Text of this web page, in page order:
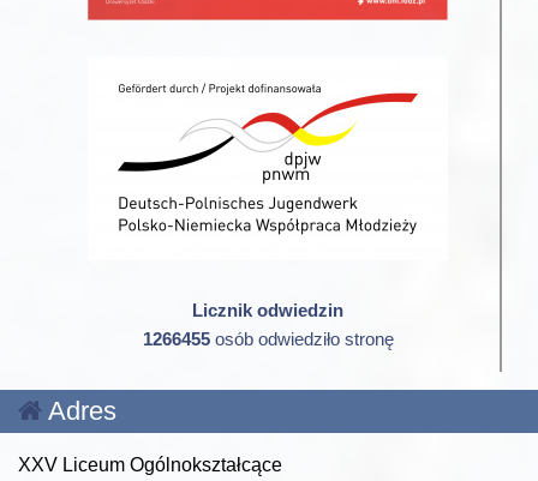
Licznik odwiedzin
1266455osób odwiedziło stronę
Adres
XXV Liceum Ogólnokształcące